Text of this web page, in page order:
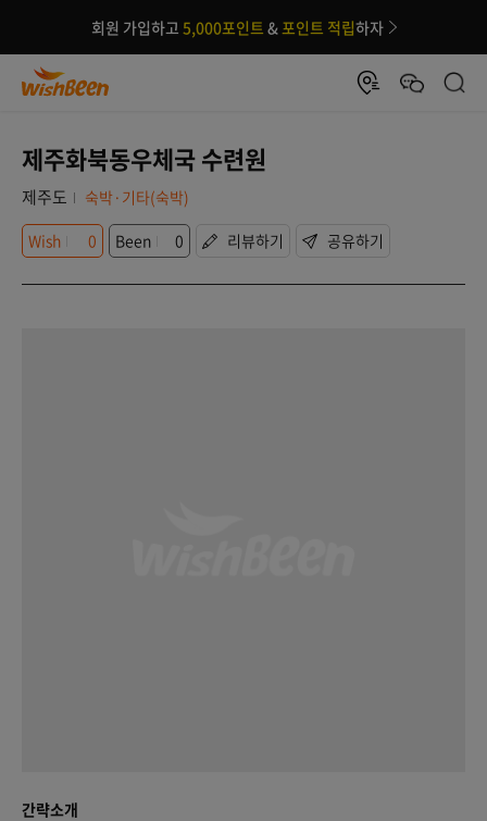
회원 가입하고 5,000포인트 &포인트 적립하자
제주화북동우체국 수련원
제주도
숙박·기타(숙박)
Wish
0 Been 0 리뷰하기 공유하기
간략소개